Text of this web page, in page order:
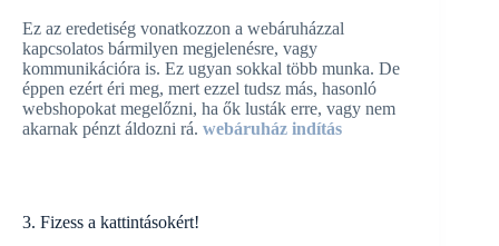
Ez az eredetiség vonatkozzon a webáruházzal
kapcsolatos bármilyen megjelenésre, vagy
kommunikációra is. Ez ugyan sokkal több munka. De
éppen ezért éri meg, mert ezzel tudsz más, hasonló
webshopokat megelőzni, ha ők lusták erre, vagy nem
akarnak pénzt áldozni rá. webáruház indítás
3. Fizess a kattintásokért!